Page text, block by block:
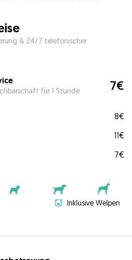
& 24/7 telefonischer
für 1 Stunde 7€
8€
11€
7€
Inklusive Welpen